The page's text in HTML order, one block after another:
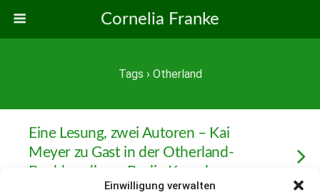
Einwilligung verwalten
Cornelia Franke
Tags › Otherland
Eine Lesung, zwei Autoren – Kai
Meyer zu Gast in der Otherland-
Buchhandlung, Berlin Kreuzberg